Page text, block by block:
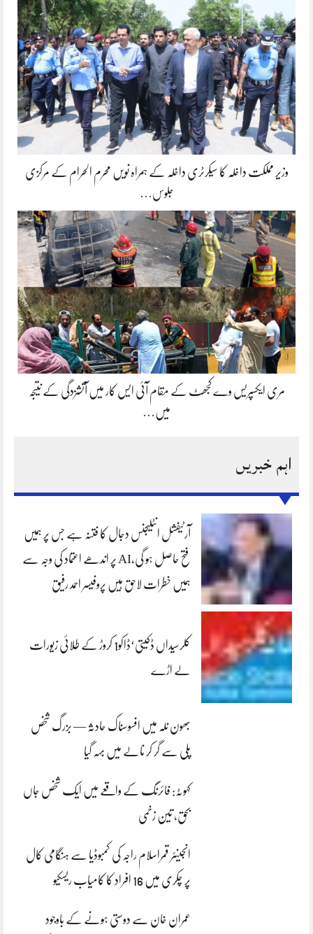
وزیر مملکت داخلہ کا سیکرٹری داخلہ کے ہمراہ نویں محرم الحرام کے مرکزی
جلوس…
مری ایکسپریس وے کجھٹ کے مقام آئی ایس کار میں آتشزدگی کے نتیجہ
میں…
اہم خبریں
آرٹیفشل انٹلیجنس دجال کا فتنہ ہے جس پر ہمیں
فتح حاصل ہو گی،AI پر اندھے اعتماد کی وجہ سے
ہمیں خطرات لاحق ہیں پروفیسر احمد رفیق
کلرسیداں ڈکیتی‘ڈاکو1 کروڑ کے طلائی زیورات
لے اڑے
بھون نلہ میں افسوسناک حادثہ — بزرگ شخص
پلی سے گر کر نالے میں بہہ گیا
کہوٹہ: فائرنگ کے واقعے میں ایک شخص جاں
بحق، تین زخمی
انجینئر قمراسلام راجہ کی کمبوڈیا سے ہنگامی کال
پر چکری میں 16 افراد کا کامیاب ریسکیو
عمران خان سے دوستی ہونے کے باوجود